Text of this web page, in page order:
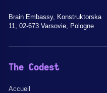
Brain Embassy, Konstruktorska
11, 02-673 Varsovie, Pologne
The Codest
Accueil